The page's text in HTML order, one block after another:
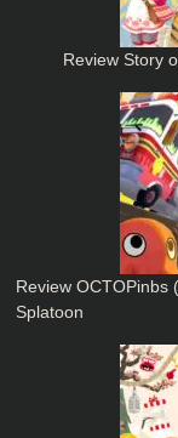
Review Story
Review OCTOPinbs
Splatoon